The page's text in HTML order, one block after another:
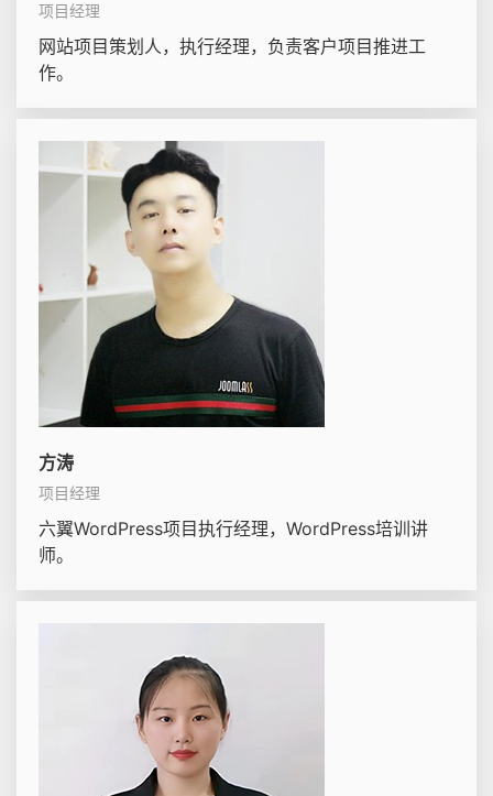
项目经理
网站项目策划人，执行经理，负责客户项目推进工
作。
方涛
项目经理
六翼WordPress项目执行经理，WordPress培训讲
师。